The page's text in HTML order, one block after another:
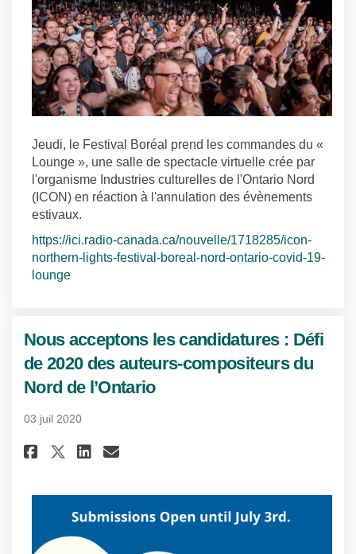
Jeudi, le Festival Boréal prend les commandes du «
Lounge », une salle de spectacle virtuelle crée par
l'organisme Industries culturelles de l'Ontario Nord
(ICON) en réaction à l'annulation des évènements
estivaux.
https://ici.radio-canada.ca/nouvelle/1718285/icon-
northern-lights-festival-boreal-nord-ontario-covid-19-
lounge(Liens externes)
Nous acceptons les candidatures : Défi
de 2020 des auteurs-compositeurs du
Nord de l’Ontario
03 juil 2020
Partager Nous acceptons les
Partager Nous acceptons
Partager Nous
Courriel Nous